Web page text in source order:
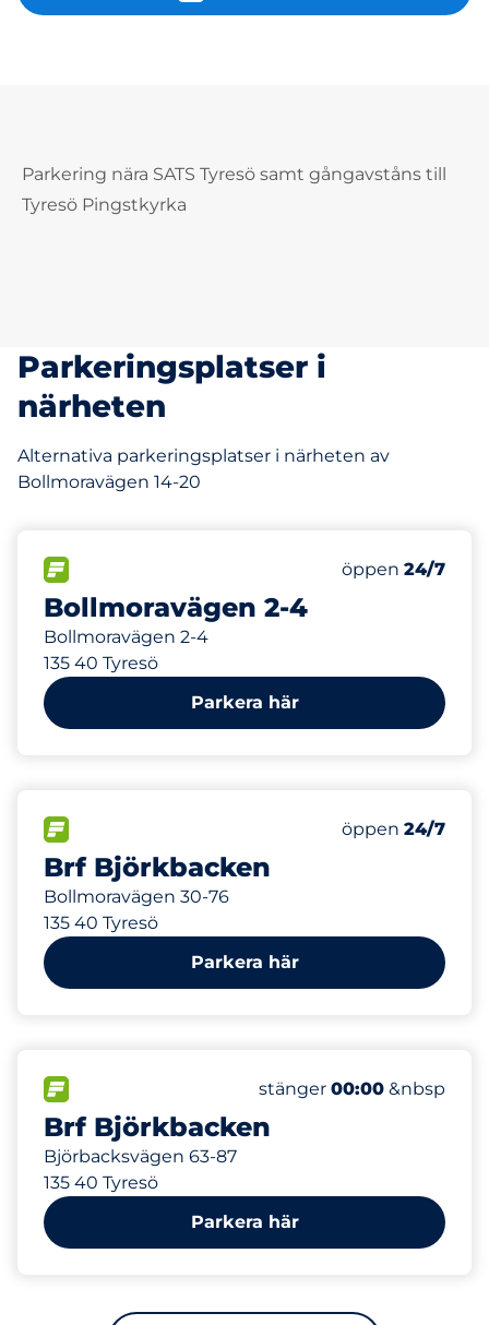
Parkering nära SATS Tyresö samt gångavståns till
Tyresö Pingstkyrka
Parkeringsplatser i
närheten
Alternativa parkeringsplatser i närheten av
Bollmoravägen 14-20
Bollmoravägen 2-4
Bollmoravägen 2-4
135 40 Tyresö
Antal
Totalt antal
Torsdag&nbsp
öppen 24/7
Parkera här
Brf Björkbacken
Bollmoravägen 30-76
135 40 Tyresö
Antal
Totalt antal
Torsdag&nbsp
öppen 24/7
Parkera här
Brf Björkbacken
Björbacksvägen 63-87
135 40 Tyresö
Antal parkeringsplatser:
Totalt antal
Torsdag&nbsp
stänger 00:00 &nbsp
Parkera här